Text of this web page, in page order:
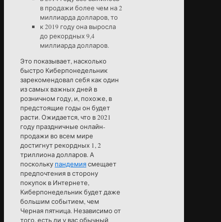
в продажи более чем на 2
миллиарда долларов, то
к 2019 году она выросла
до рекордных 9,4
миллиарда долларов.
Это показывает, насколько
быстро Киберпонедельник
зарекомендовал себя как один
из самых важных дней в
розничном году, и, похоже, в
предстоящие годы он будет
расти. Ожидается, что в 2021
году праздничные онлайн-
продажи во всем мире
достигнут рекордных 1, 2
триллиона долларов. А
поскольку пандемиясмещает
предпочтения в сторону
покупок в Интернете,
Киберпонедельник будет даже
большим событием, чем
Черная пятница. Независимо от
того, есть ли у вас обычный